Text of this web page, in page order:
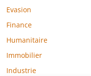
Evasion
Finance
Humanitaire
Immobilier
Industrie